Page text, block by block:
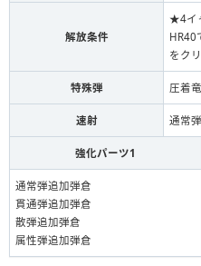
解放条件
★4イ
HR40
をク
特殊弾 圧着
速射 通常
強化パーツ1
通常弾追加弾倉
貫通弾追加弾倉
散弾追加弾倉
属性弾追加弾倉